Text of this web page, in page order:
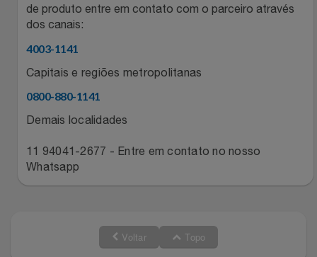
de produto entre em contato com o parceiro através
dos canais:
4003-1141
Capitais e regiões metropolitanas
0800-880-1141
Demais localidades
11 94041-2677 - Entre em contato no nosso
Whatsapp
Voltar Topo